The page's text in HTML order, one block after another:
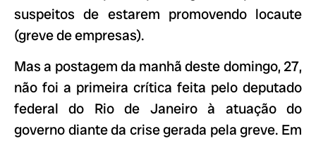
suspeitos de estarem promovendo locaute
(greve de empresas).
Mas a postagem da manhã deste domingo, 27,
não foi a primeira crítica feita pelo deputado
federal do Rio de Janeiro à atuação do
governo diante da crise gerada pela greve. Em